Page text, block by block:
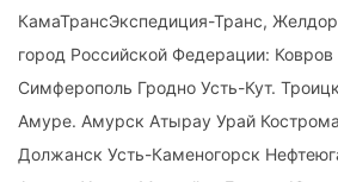
КамаТрансЭкспедиция-Транс,
город Российской Федерации:
Симферополь Гродно Усть-Кут.
Амуре. Амурск Атырау Урай
Должанск Усть-Каменогорск